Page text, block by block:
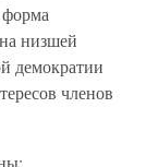
низшей
демократии
членов